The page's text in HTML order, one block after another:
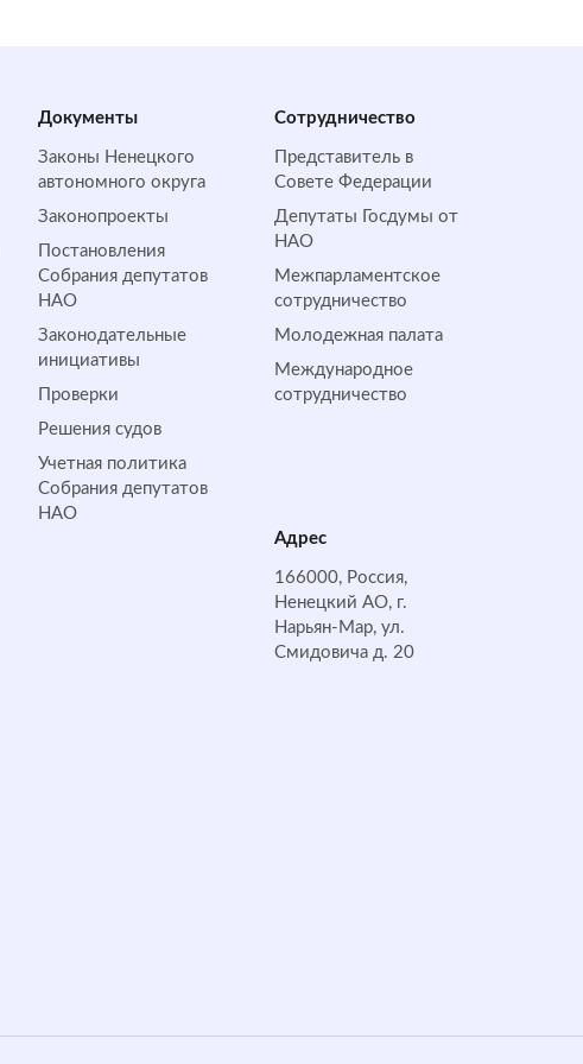
Документы
Законы Ненецкого
автономного округа
Законопроекты
Постановления
Собрания депутатов
НАО
Законодательные
инициативы
Проверки
Решения судов
Учетная политика
Собрания депутатов
НАО
Сотрудничество
Представитель в
Совете Федерации
Депутаты Госдумы от
НАО
Межпарламентское
сотрудничество
Молодежная палата
Международное
сотрудничество
Адрес
166000, Россия,
Ненецкий АО, г.
Нарьян-Мар, ул.
Смидовича д. 20